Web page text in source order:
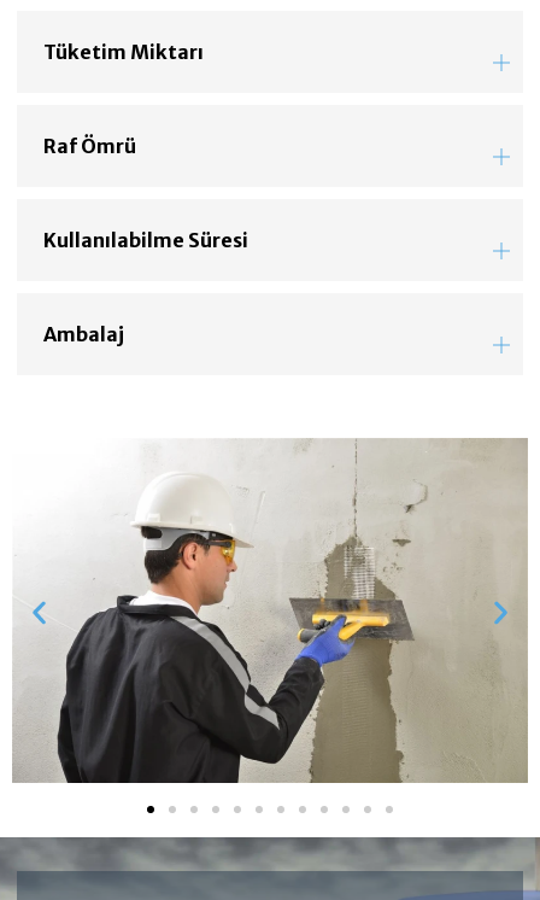
Tüketim Miktarı
Raf Ömrü
Kullanılabilme Süresi
Ambalaj